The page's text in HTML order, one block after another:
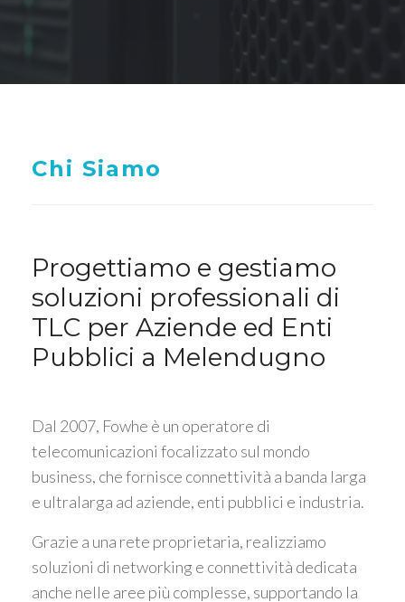
Chi Siamo
Progettiamo e gestiamo
soluzioni professionali di
TLC per Aziende ed Enti
Pubblici a Melendugno
Dal 2007, Fowhe è un operatore di
telecomunicazioni focalizzato sul mondo
business, che fornisce connettività a banda larga
e ultralarga ad aziende, enti pubblici e industria.
Grazie a una rete proprietaria, realizziamo
soluzioni di networking e connettività dedicata
anche nelle aree più complesse, supportando la